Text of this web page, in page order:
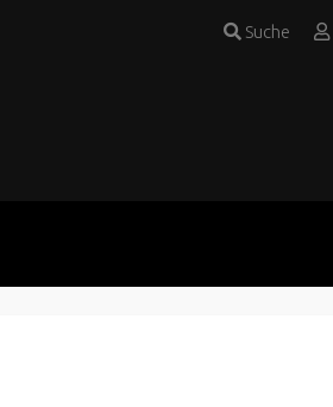
Suche